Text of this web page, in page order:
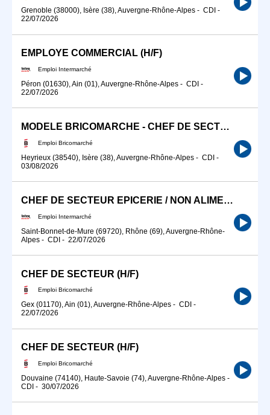
Grenoble (38000), Isère (38), Auvergne-Rhône-Alpes - CDI -
22/07/2026
EMPLOYE COMMERCIAL (H/F)
Emploi Intermarché
Péron (01630), Ain (01), Auvergne-Rhône-Alpes - CDI -
22/07/2026
MODELE BRICOMARCHE - CHEF DE SECTEUR (H/F)
Emploi Bricomarché
Heyrieux (38540), Isère (38), Auvergne-Rhône-Alpes - CDI -
03/08/2026
CHEF DE SECTEUR EPICERIE / NON ALIMENTAIRE (H/F)
Emploi Intermarché
Saint-Bonnet-de-Mure (69720), Rhône (69), Auvergne-Rhône-
Alpes - CDI - 22/07/2026
CHEF DE SECTEUR (H/F)
Emploi Bricomarché
Gex (01170), Ain (01), Auvergne-Rhône-Alpes - CDI -
22/07/2026
CHEF DE SECTEUR (H/F)
Emploi Bricomarché
Douvaine (74140), Haute-Savoie (74), Auvergne-Rhône-Alpes -
CDI - 30/07/2026